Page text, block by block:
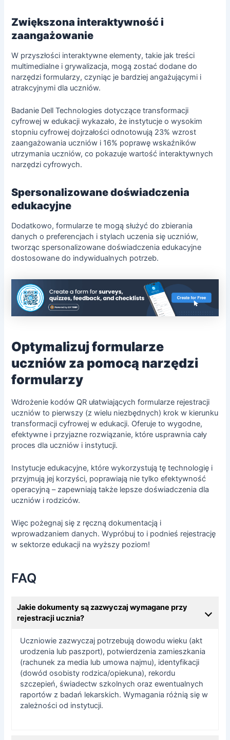
Zwiększona interaktywność i
zaangażowanie
W przyszłości interaktywne elementy, takie jak treści
multimedialne i grywalizacja, mogą zostać dodane do
narzędzi formularzy, czyniąc je bardziej angażującymi i
atrakcyjnymi dla uczniów.
Badanie Dell Technologies dotyczącetransformacji
cyfrowej w edukacji wykazało, że instytucje o wysokim
stopniu cyfrowej dojrzałości odnotowują 23% wzrost
zaangażowania uczniów i 16% poprawę wskaźników
utrzymania uczniów, co pokazuje wartość interaktywnych
narzędzi cyfrowych.
Spersonalizowane doświadczenia
edukacyjne
Dodatkowo, formularze te mogą służyć do zbierania
danych o preferencjach i stylach uczenia się uczniów,
tworząc spersonalizowane doświadczenia edukacyjne
dostosowane do indywidualnych potrzeb.
Optymalizuj formularze
uczniów za pomocą narzędzi
formularzy
Wdrożenie kodów QR ułatwiających formularze rejestracji
uczniów to pierwszy (z wielu niezbędnych) krok w kierunku
transformacji cyfrowej w edukacji. Oferuje to wygodne,
efektywne i przyjazne rozwiązanie, które usprawnia cały
proces dla uczniów i instytucji.
Instytucje edukacyjne, które wykorzystują tę technologię i
przyjmują jej korzyści, poprawiają nie tylko efektywność
operacyjną – zapewniają także lepsze doświadczenia dla
uczniów i rodziców.
Więc pożegnaj się z ręczną dokumentacją i
wprowadzaniem danych. Wypróbuj to i podnieś rejestrację
w sektorze edukacji na wyższy poziom!
FAQ
Jakie dokumenty są zazwyczaj wymagane przy
rejestracji ucznia?
Uczniowie zazwyczaj potrzebują dowodu wieku (akt
urodzenia lub paszport), potwierdzenia zamieszkania
(rachunek za media lub umowa najmu), identyfikacji
(dowód osobisty rodzica/opiekuna), rekordu
szczepień, świadectw szkolnych oraz ewentualnych
raportów z badań lekarskich. Wymagania różnią się w
zależności od instytucji.